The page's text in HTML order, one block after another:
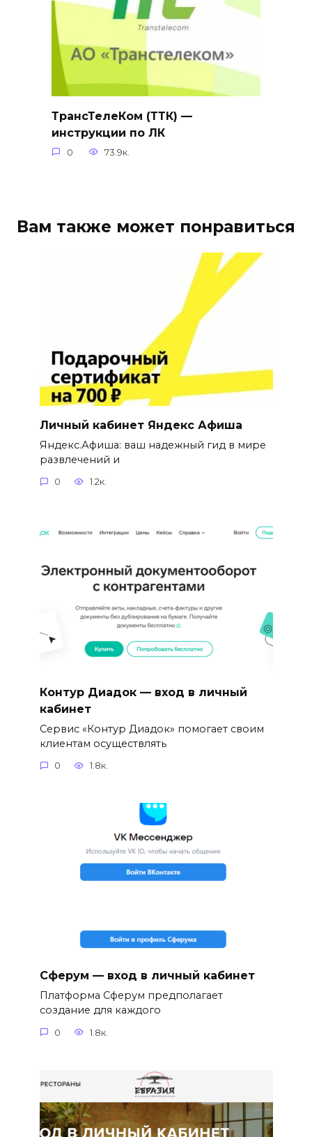
ТрансТелеКом (ТТК) —
инструкции по ЛК
0 73.9к.
Вам также может понравиться
Личный кабинет Яндекс Афиша
Яндекс.Афиша: ваш надежный гид в мире
развлечений и
0 1.2к.
Контур Диадок — вход в личный
кабинет
Сервис «Контур Диадок» помогает своим
клиентам осуществлять
0 1.8к.
Сферум — вход в личный кабинет
Платформа Сферум предполагает
создание для каждого
0 1.8к.